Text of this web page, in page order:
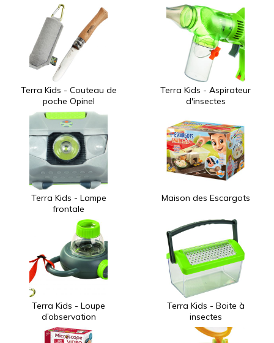
Terra Kids - Couteau de
poche Opinel
Terra Kids - Aspirateur
d'insectes
Terra Kids - Lampe
frontale
Maison des Escargots
Terra Kids - Loupe
d’observation
Terra Kids - Boite à
insectes